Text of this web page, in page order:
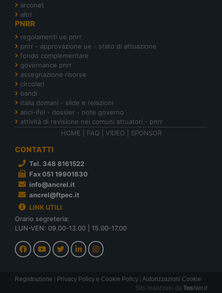
arconet
altri
PNRR
regolamenti ue pnrr
pnrr - approvazione ue - stato di attuazione
fondo complementare
governance pnrr
assegnazione risorse
circolari
bandi
italia domani - slide e relazioni
anci-ifel - dossier - note governo
attività di revisione nei comuni attuatori - pnrr
HOME
FAQ VIDEO SPONSOR
CONTATTI
Tel. 348 8161522
Fax 051 19901830
info@ancrel.it
ancrel@ftpec.it
LINK UTILI
Orario segreteria:
LUN-VEN: 09.00-13.00 | 15.00-17.00
Registrazione | Privacy Policy e Cookie Policy | Autorizzazioni Cookie
Sito realizzato da TosNet.it